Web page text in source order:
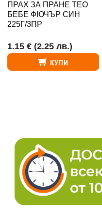
ПРАХ ЗА ПРАНЕ ТЕО
БЕБЕ ФЮЧЪР СИН
225Г/3ПР
1.15 € (2.25 лв.)
КУПИ